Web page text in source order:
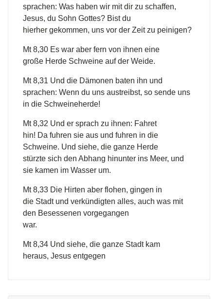
sprachen: Was haben wir mit dir zu schaffen,
Jesus, du Sohn Gottes? Bist du
hierher gekommen, uns vor der Zeit zu peinigen?
Mt 8,30 Es war aber fern von ihnen eine
große Herde Schweine auf der Weide.
Mt 8,31 Und die Dämonen baten ihn und
sprachen: Wenn du uns austreibst, so sende uns
in die Schweineherde!
Mt 8,32 Und er sprach zu ihnen: Fahret
hin! Da fuhren sie aus und fuhren in die
Schweine. Und siehe, die ganze Herde
stürzte sich den Abhang hinunter ins Meer, und
sie kamen im Wasser um.
Mt 8,33 Die Hirten aber flohen, gingen in
die Stadt und verkündigten alles, auch was mit
den Besessenen vorgegangen
war.
Mt 8,34 Und siehe, die ganze Stadt kam
heraus, Jesus entgegen